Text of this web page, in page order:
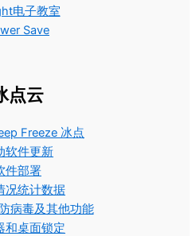
电子教室
Save
点云
Freeze 冰点
软件更新
件部署
况统计数据
病毒及其他功能
和桌面锁定